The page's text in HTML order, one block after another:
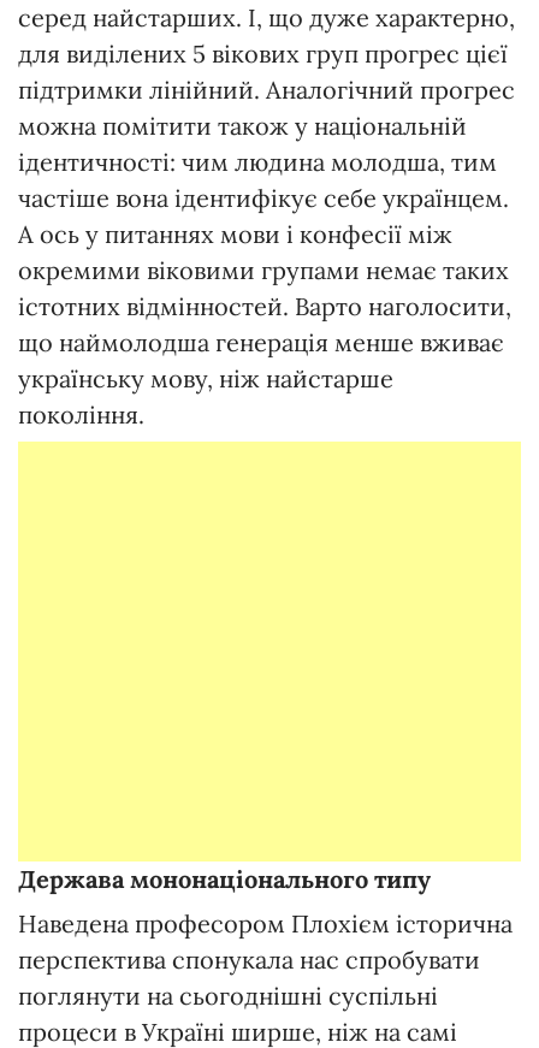
серед найстарших. І, що дуже характерно,
для виділених 5 вікових груп прогрес цієї
підтримки лінійний. Аналогічний прогрес
можна помітити також у національній
ідентичності: чим людина молодша, тим
частіше вона ідентифікує себе українцем.
А ось у питаннях мови і конфесії між
окремими віковими групами немає таких
істотних відмінностей. Варто наголосити,
що наймолодша генерація менше вживає
українську мову, ніж найстарше
покоління.
Держава мононаціонального типу
Наведена професором Плохієм історична
перспектива спонукала нас спробувати
поглянути на сьогоднішні суспільні
процеси в Україні ширше, ніж на самі